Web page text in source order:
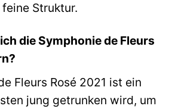
Struktur.
die Symphonie de Fleurs
Fleurs Rosé 2021 ist ein
jung getrunken wird, um